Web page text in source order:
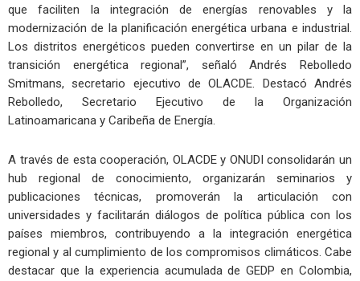
que faciliten la integración de energías renovables y la
modernización de la planificación energética urbana e industrial.
Los distritos energéticos pueden convertirse en un pilar de la
transición energética regional”, señaló Andrés Rebolledo
Smitmans, secretario ejecutivo de OLACDE. Destacó Andrés
Rebolledo, Secretario Ejecutivo de la Organización
Latinoamaricana y Caribeña de Energía.
A través de esta cooperación, OLACDE y ONUDI consolidarán un
hub regional de conocimiento, organizarán seminarios y
publicaciones técnicas, promoverán la articulación con
universidades y facilitarán diálogos de política pública con los
países miembros, contribuyendo a la integración energética
regional y al cumplimiento de los compromisos climáticos. Cabe
destacar que la experiencia acumulada de GEDP en Colombia,